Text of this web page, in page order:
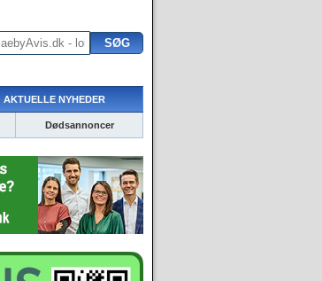
AKTUELLE NYHEDER
Dødsannoncer